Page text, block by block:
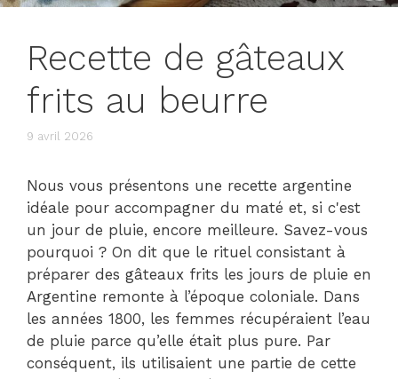
Recette de gâteaux
frits au beurre
9 avril 2026
Nous vous présentons une recette argentine
idéale pour accompagner du maté et, si c'est
un jour de pluie, encore meilleure. Savez-vous
pourquoi ? On dit que le rituel consistant à
préparer des gâteaux frits les jours de pluie en
Argentine remonte à l’époque coloniale. Dans
les années 1800, les femmes récupéraient l’eau
de pluie parce qu’elle était plus pure. Par
conséquent, ils utilisaient une partie de cette